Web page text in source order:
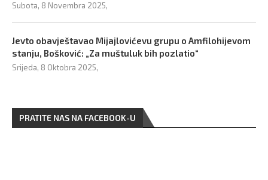
Subota, 8 Novembra 2025,
Jevto obavještavao Mijajlovićevu grupu o Amfilohijevom
stanju, Bošković: „Za muštuluk bih pozlatio“
Srijeda, 8 Oktobra 2025,
PRATITE NAS NA FACEBOOK-U